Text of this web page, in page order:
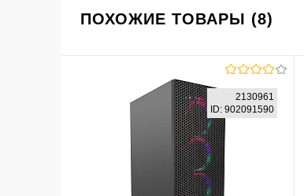
ПОХОЖИЕ ТОВАРЫ (8)
2130961
ID: 902091590